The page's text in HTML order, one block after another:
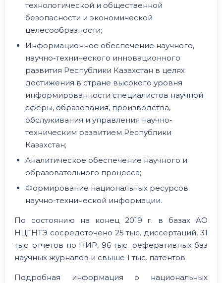
технологической и общественной
безопасности и экономической
целесообразности;
Информационное обеспечение научного,
научно-технического инновационного
развития Республики Казахстан в целях
достижения в стране высокого уровня
информированности специалистов научной
сферы, образования, производства,
обслуживания и управления научно-
техническим развитием Республики
Казахстан;
Аналитическое обеспечение научного и
образовательного процесса;
Формирование национальных ресурсов
научно-технической информации.
По состоянию на конец 2019 г. в базах АО
НЦГНТЭ сосредоточено 25 тыс. диссертаций, 31
тыс. отчетов по НИР, 96 тыс. реферативных баз
научных журналов и свыше 1 тыс. патентов.
Подробная информация о национальных